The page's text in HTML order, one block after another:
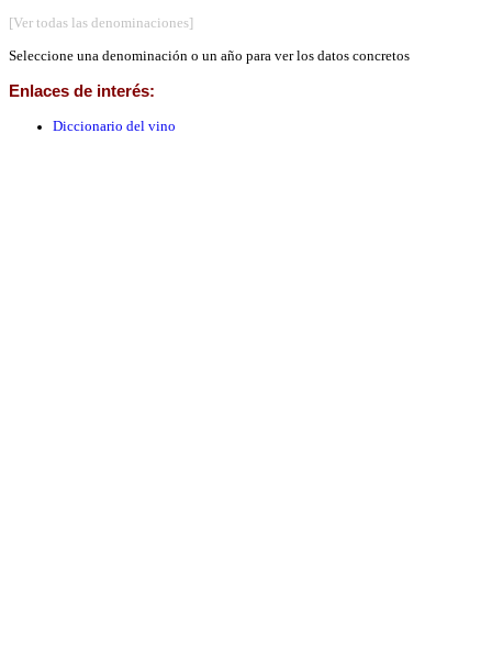
[Ver todas las denominaciones]
Seleccione una denominación o un año para ver los datos concretos
Enlaces de interés:
Diccionario del vino